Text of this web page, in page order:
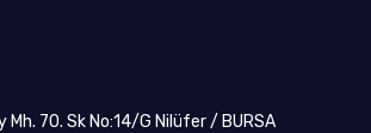
Mh. 70. Sk No:14/G Nilüfer / BURSA